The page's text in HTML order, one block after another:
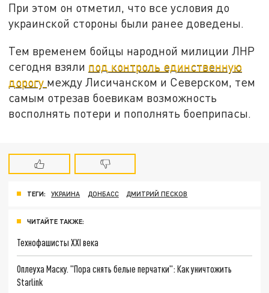
При этом он отметил, что все условия до
украинской стороны были ранее доведены.
Тем временем бойцы народной милиции ЛНР
сегодня взяли под контроль единственную
дорогу между Лисичанском и Северском, тем
самым отрезав боевикам возможность
восполнять потери и пополнять боеприпасы.
ТЕГИ: УКРАИНА ДОНБАСС ДМИТРИЙ ПЕСКОВ
ЧИТАЙТЕ ТАКЖЕ:
Технофашисты XXI века
Оплеуха Маску. "Пора снять белые перчатки": Как уничтожить
Starlink